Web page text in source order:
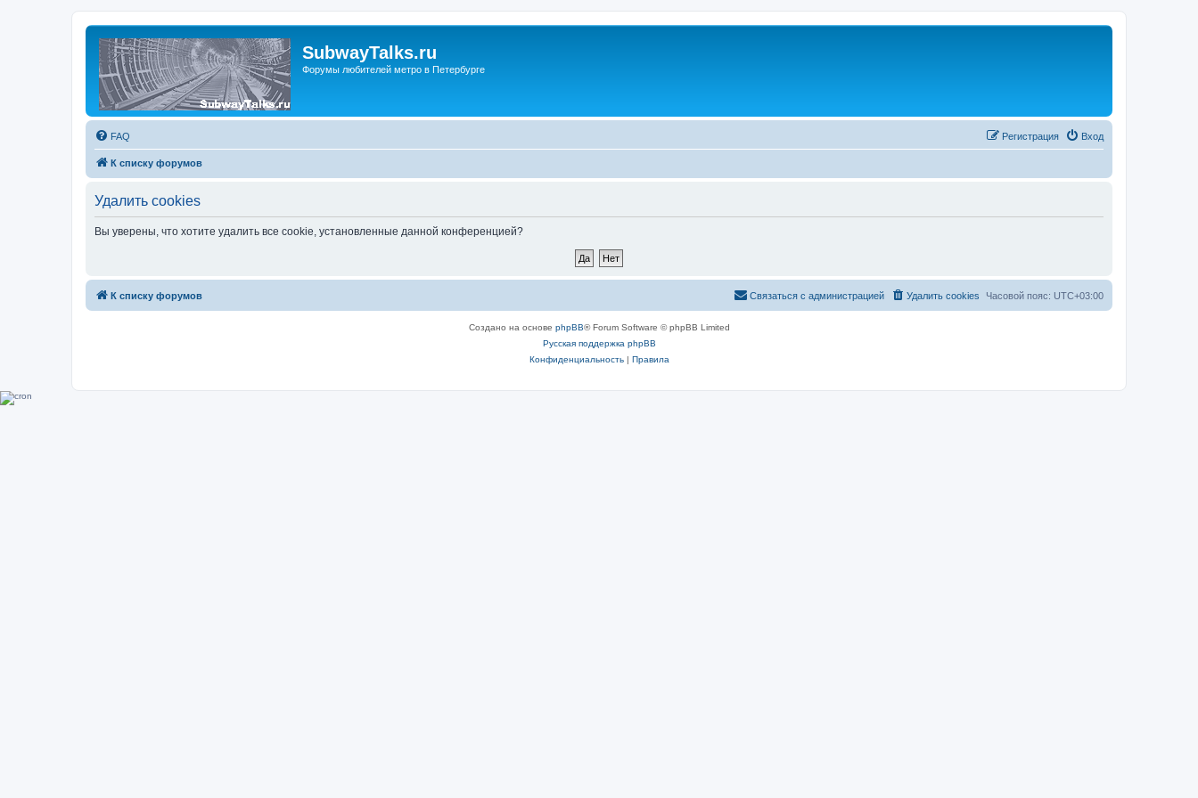
SubwayTalks.ru
Форумы любителей метро в Петербурге
FAQ Вход
Регистрация
К списку форумов
Удалить cookies
Вы уверены, что хотите удалить все cookie, установленные данной конференцией?
К списку форумов Часовой пояс: UTC+03:00
Удалить cookies
Связаться с администрацией
Создано на основе phpBB® Forum Software © phpBB Limited
Русская поддержка phpBB
Конфиденциальность| Правила